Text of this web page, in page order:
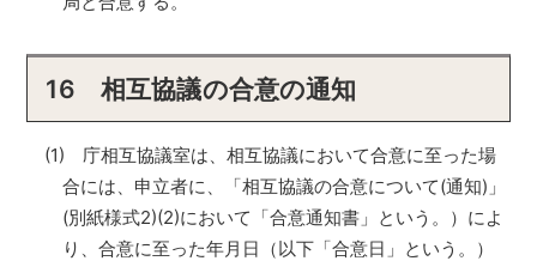
16 相互協議の合意の通知
(1) 庁相互協議室は、相互協議において合意に至った場
合には、申立者に、「相互協議の合意について(通知)」
(別紙様式2)(2)において「合意通知書」という。）によ
り、合意に至った年月日（以下「合意日」という。）